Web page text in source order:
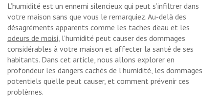
L’humidité est un ennemi silencieux qui peut s’infiltrer dans
votre maison sans que vous le remarquiez. Au-delà des
désagréments apparents comme les taches d’eau et les
odeurs de moisi , l’humidité peut causer des dommages
considérables à votre maison et affecter la santé de ses
habitants. Dans cet article, nous allons explorer en
profondeur les dangers cachés de l’humidité, les dommages
potentiels qu’elle peut causer, et comment prévenir ces
problèmes.